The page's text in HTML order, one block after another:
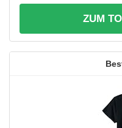
ZUM